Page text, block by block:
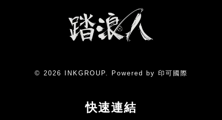
© 2026 INKGROUP. Powered by 印可國際
快速連結